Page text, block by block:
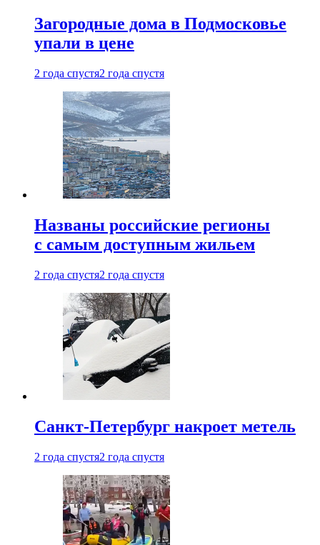
Загородные дома в Подмосковье
упали в цене
2 года спустя2 года спустя
Названы российские регионы
с самым доступным жильем
2 года спустя2 года спустя
Санкт-Петербург накроет метель
2 года спустя2 года спустя